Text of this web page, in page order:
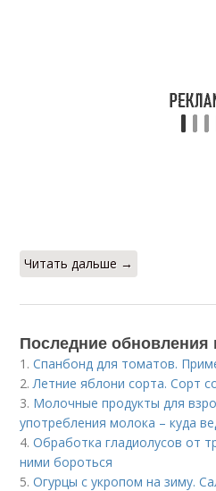
Читать дальше →
Последние обновления
1.Спанбонд для томатов.
2.Летние яблони сорта. Сорт
3. Молочные продукты для
употребления молока – куда
4.Обработка гладиолусов от
ними бороться
5.Огурцы с укропом на зиму.